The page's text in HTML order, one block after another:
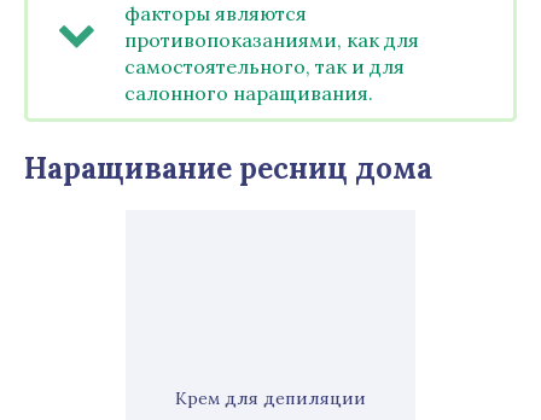
факторы являются
противопоказаниями, как для
самостоятельного, так и для
салонного наращивания.
Наращивание ресниц дома
Крем для депиляции